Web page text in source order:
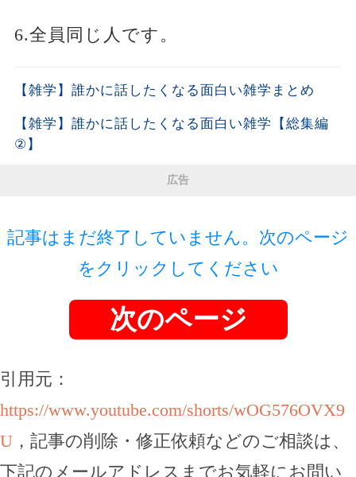
6.全員同じ人です。
【雑学】誰かに話したくなる面白い雑学まとめ
【雑学】誰かに話したくなる面白い雑学【総集編
②】
広告
記事はまだ終了していません。次のページ
をクリックしてください
次のページ
引用元：
https://www.youtube.com/shorts/wOG576OVX9
U ，記事の削除・修正依頼などのご相談は、
下記のメールアドレスまでお気軽にお問い